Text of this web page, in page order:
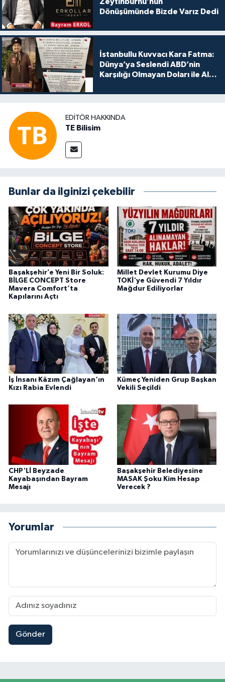
Dönüşümünde Bizde Varız Dedi
İstanbullu Kuvvacı Kara Fatma:
Dünya’ya Seslendi ABD’nin
Karşılığı Olmayan Doları ile Alış
EDITÖR HAKKINDA
TE Bilisim
Bunlar da ilginizi çekebilir
Başakşehir’e Yeni Bir Soluk:
BİLGE CONCEPT Store
Mavera Comfort’ta
Kapılarını Açtı
Millet Devlet Kurumu Diye
TOKİ'ye Güvendi 7 Yıldır
Mağdur Ediliyorlar
İş İnsanı Kâzım Çağlayan‘ın
Kızı Rabia Evlendi
Kümeç Yeniden Grup Başkan
Vekili Seçildi
CHP'Lİ Beyzade
Kayabaşından Bayram
Mesajı
Başakşehir Belediyesine
MASAK Şoku Kim Hesap
Verecek ?
Yorumlar
Gönder